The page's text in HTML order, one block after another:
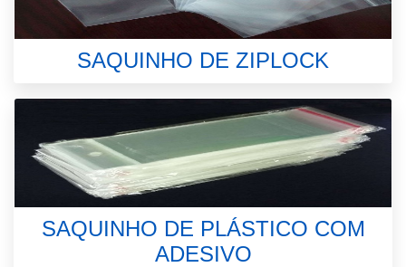
SAQUINHO DE ZIPLOCK
SAQUINHO DE PLÁSTICO COM
ADESIVO